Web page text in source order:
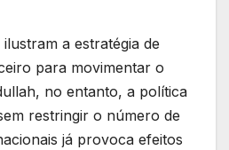
a estratégia de
para movimentar o
no entanto, a política
restringir o número de
já provoca efeitos